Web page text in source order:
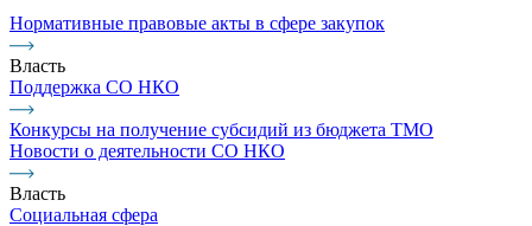
Нормативные правовые акты в сфере закупок
Власть
Поддержка СО НКО
Конкурсы на получение субсидий из бюджета ТМО
Новости о деятельности СО НКО
Власть
Социальная сфера